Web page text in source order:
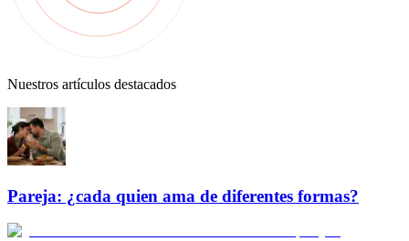
Nuestros artículos destacados
Pareja: ¿cada quien ama de diferentes formas?